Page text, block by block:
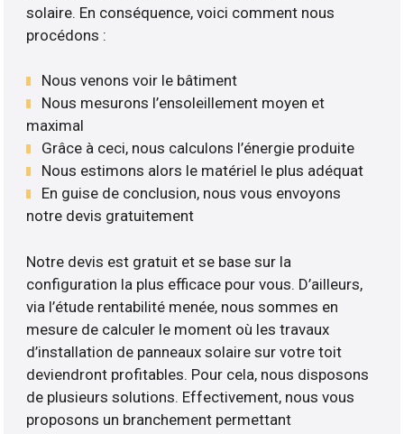
solaire. En conséquence, voici comment nous
procédons :
Nous venons voir le bâtiment
Nous mesurons l’ensoleillement moyen et
maximal
Grâce à ceci, nous calculons l’énergie produite
Nous estimons alors le matériel le plus adéquat
En guise de conclusion, nous vous envoyons
notre devis gratuitement
Notre devis est gratuit et se base sur la
configuration la plus efficace pour vous. D’ailleurs,
via l’étude rentabilité menée, nous sommes en
mesure de calculer le moment où les travaux
d’installation de panneaux solaire sur votre toit
deviendront profitables. Pour cela, nous disposons
de plusieurs solutions. Effectivement, nous vous
proposons un branchement permettant